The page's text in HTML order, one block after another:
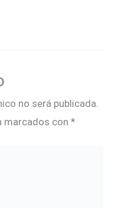
no será publicada.
marcados con *